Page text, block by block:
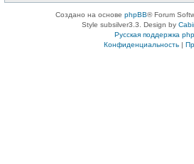
Создано на основе phpBB® Forum
Style subsilver3.3. Design by
Русская поддержка
Конфиденциальность|